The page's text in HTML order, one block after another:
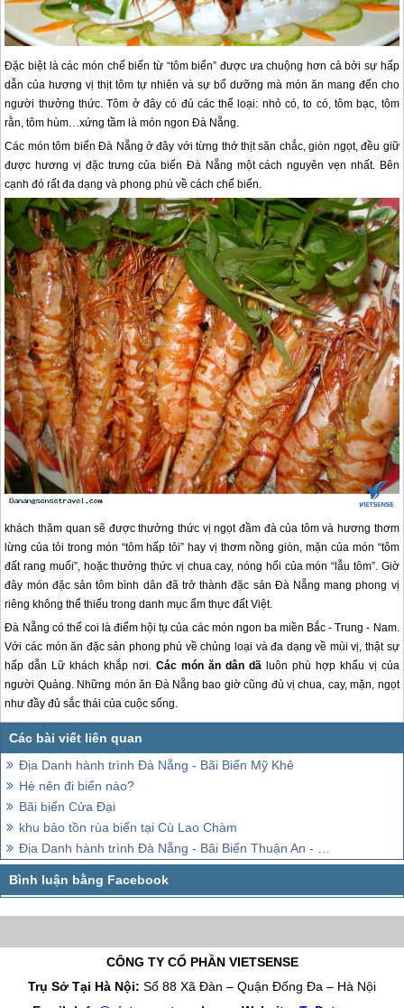
Đặc biệt là các món chế biến từ “tôm biển” được ưa chuộng hơn cả bởi sự hấp
dẫn của hương vị thịt tôm tự nhiên và sự bổ dưỡng mà món ăn mang đến cho
người thưởng thức. Tôm ở đây có đủ các thể loại: nhỏ có, to có, tôm bạc, tôm
rằn, tôm hùm…xứng tầm là món ngonĐà Nẵng.
Các món tôm biển Đà Nẵng ở đây với từng thớ thịt săn chắc, giòn ngọt, đều giữ
được hương vị đặc trưng của biển Đà Nẵng một cách nguyên vẹn nhất. Bên
cạnh đó rất đa dạng và phong phú về cách chế biến.
khách thăm quan sẽ được thưởng thức vị ngọt đầm đà của tôm và hương thơm
lừng của tỏi trong món “tôm hấp tỏi” hay vị thơm nồng giòn, mặn của món “tôm
đất rang muối”, hoặc thưởng thức vị chua cay, nóng hổi của món “lẫu tôm”. Giờ
đây món đặc sản tôm bình dân đã trở thành đặc sản Đà Nẵng mang phong vị
riêng không thể thiếu trong danh mục ẩm thực đất Việt.
Đà Nẵng có thể coi là điểm hội tụ của các món ngon ba miền Bắc - Trung - Nam.
Với các món ăn đặc sản phong phú về chủng loại và đa dạng về mùi vị, thật sự
hấp dẫn Lữ khách khắp nơi.Các món ăn dân dãluôn phù hợp khẩu vị của
người Quảng. Những món ăn Đà Nẵng bao giờ cũng đủ vị chua, cay, mặn, ngọt
như đầy đủ sắc thái của cuộc sống.
Địa Danh hành trình Đà Nẵng - Bãi Biển Mỹ Khê
Hè nên đi biển nào?
Bãi biển Cửa Đại
khu bảo tồn rùa biển tại Cù Lao Chàm
Địa Danh hành trình Đà Nẵng - Bãi Biển Thuận An - Huế
CÔNG TY CỔ PHẦN VIETSENSE
Trụ Sở Tại Hà Nội: Số 88 Xã Đàn – Quận Đống Đa – Hà Nội